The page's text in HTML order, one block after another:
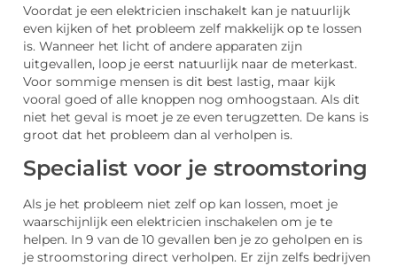
Voordat je een elektricien inschakelt kan je natuurlijk
even kijken of het probleem zelf makkelijk op te lossen
is. Wanneer het licht of andere apparaten zijn
uitgevallen, loop je eerst natuurlijk naar de meterkast.
Voor sommige mensen is dit best lastig, maar kijk
vooral goed of alle knoppen nog omhoogstaan. Als dit
niet het geval is moet je ze even terugzetten. De kans is
groot dat het probleem dan al verholpen is.
Specialist voor je stroomstoring
Als je het probleem niet zelf op kan lossen, moet je
waarschijnlijk een elektricien inschakelen om je te
helpen. In 9 van de 10 gevallen ben je zo geholpen en is
je stroomstoring direct verholpen. Er zijn zelfs bedrijven